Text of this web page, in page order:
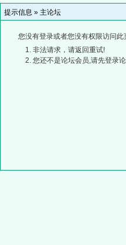
提示信息 » 主论坛
您没有登录或者您没有权限访问
非法请求，请返回重试!
您还不是论坛会员,请先登录